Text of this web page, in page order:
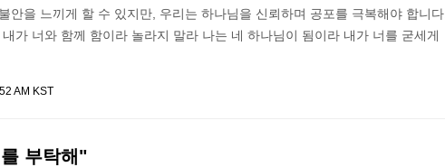
안을 느끼게 할 수 있지만, 우리는 하나님을 신뢰하며 공포를 극복해야 합니다.
가 너와 함께 함이라 놀라지 말라 나는 네 하나님이 됨이라 내가 너를 굳세게
AM KST
부탁해"